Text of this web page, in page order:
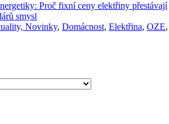
Proč fixní ceny elektřiny přestávají
smysl
Novinky, Domácnost, Elektřina, OZE,